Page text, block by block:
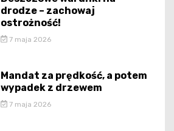
drodze – zachowaj
ostrożność!
7 maja 2026
Mandat za prędkość, a potem
wypadek z drzewem
7 maja 2026